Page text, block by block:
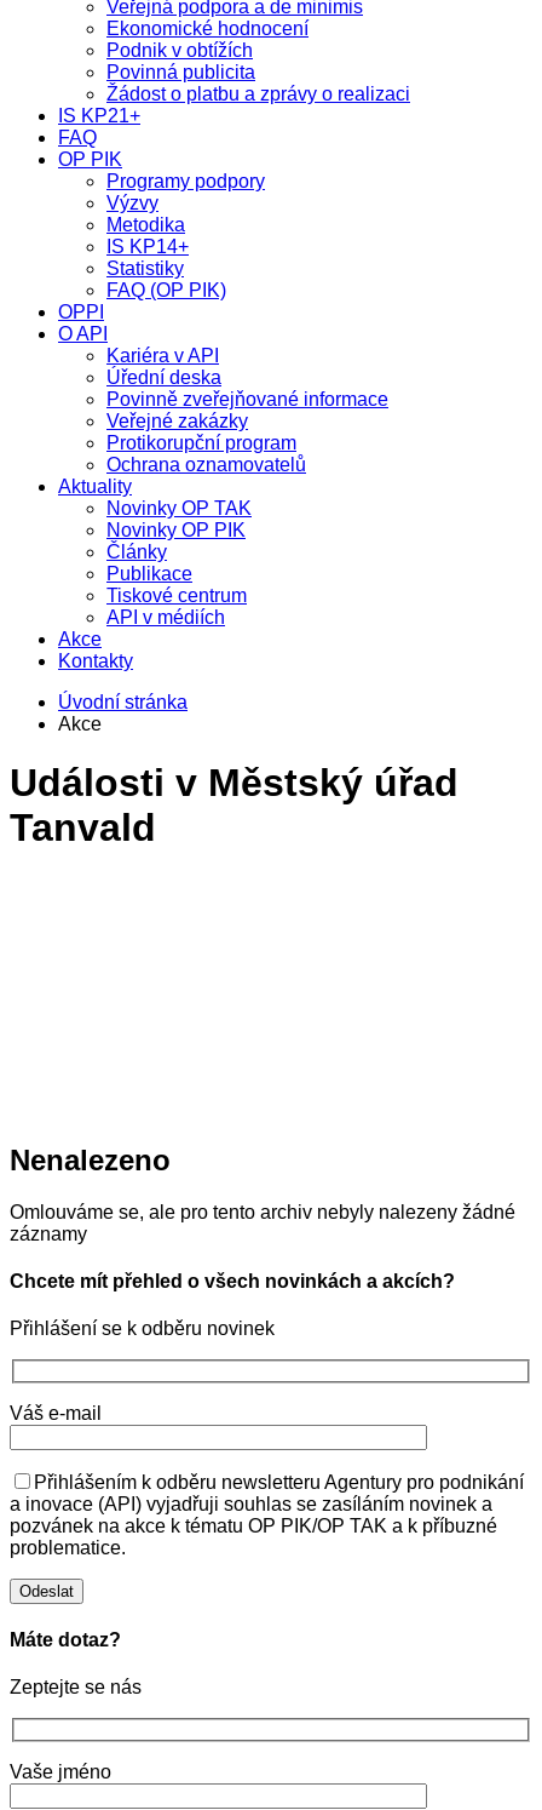
Veřejná podpora a de minimis
Ekonomické hodnocení
Podnik v obtížích
Povinná publicita
Žádost o platbu a zprávy o realizaci
IS KP21+
FAQ
OP PIK
Programy podpory
Výzvy
Metodika
IS KP14+
Statistiky
FAQ (OP PIK)
OPPI
O API
Kariéra v API
Úřední deska
Povinně zveřejňované informace
Veřejné zakázky
Protikorupční program
Ochrana oznamovatelů
Aktuality
Novinky OP TAK
Novinky OP PIK
Články
Publikace
Tiskové centrum
API v médiích
Akce
Kontakty
Úvodní stránka
Akce
Události v Městský úřad
Tanvald
Nenalezeno
Omlouváme se, ale pro tento archiv nebyly nalezeny žádné
záznamy
Chcete mít přehled o všech novinkách a akcích?
Přihlášení se k odběru novinek
Váš e-mail
Přihlášením k odběru newsletteru Agentury pro podnikání
a inovace (API) vyjadřuji souhlas se zasíláním novinek a
pozvánek na akce k tématu OP PIK/OP TAK a k příbuzné
problematice.
Máte dotaz?
Zeptejte se nás
Vaše jméno